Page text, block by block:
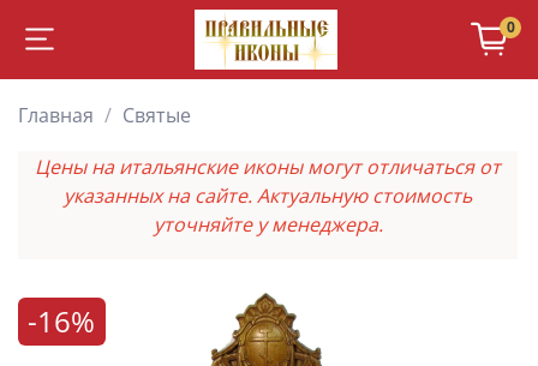
0
Главная
Святые
Цены на итальянские иконы могут отличаться от
указанных на сайте. Актуальную стоимость
уточняйте у менеджера.
-16%